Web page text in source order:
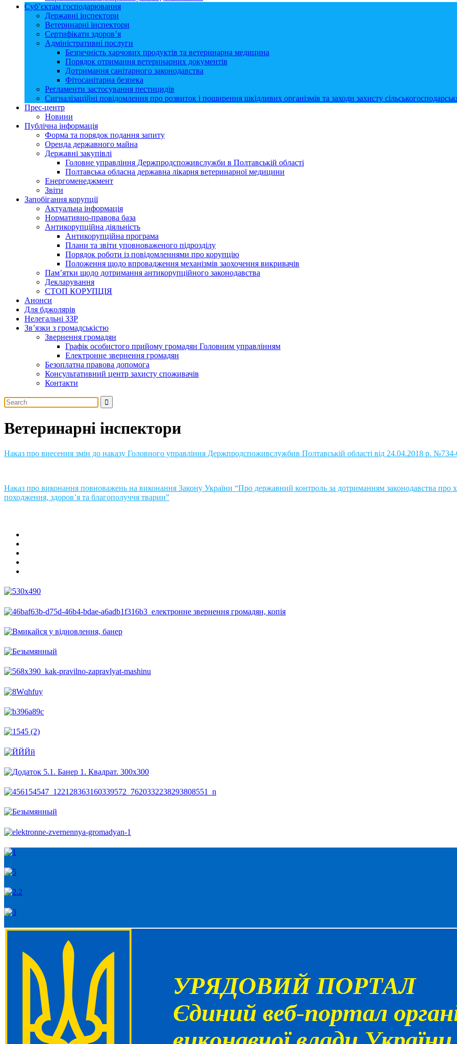
Суб’єктам господарювання
Державні інспектори
Ветеринарні інспектори
Сертифікати здоров’я
Адміністративні послуги
Безпечність харчових продуктів та ветеринарна медицина
Порядок отримання ветеринарних документів
Дотримання санітарного законодавства
Фітосанітарна безпека
Регламенти застосування пестицидів
Сигналізаційні повідомлення про розвиток і поширення шкідливих організмів та заходи захисту
Прес-центр
Новини
Публічна інформація
Форма та порядок подання запиту
Оренда державного майна
Державні закупівлі
Головне управління Держпродспоживслужби в Полтавській області
Полтавська обласна державна лікарня ветеринарної медицини
Енергоменеджмент
Звіти
Запобігання корупції
Актуальна інформація
Нормативно-правова база
Антикорупційна діяльність
Антикорупційна програма
Плани та звіти уповноваженого підрозділу
Порядок роботи із повідомленнями про корупцію
Положення щодо впровадження механізмів заохочення викривачів
Пам’ятки щодо дотримання антикорупційного законодавства
Декларування
СТОП КОРУПЦІЯ
Анонси
Для бджолярів
Нелегальні ЗЗР
Зв’язки з громадськістю
Звернення громадян
Графік особистого прийому громадян Головним управлінням
Електронне звернення громадян
Безоплатна правова допомога
Консультативний центр захисту споживачів
Контакти
Ветеринарні інспектори
Наказ про внесення змін до наказу Головного управління Держпродспоживслужбив Полтавській області від 24.04.2018 р.
Наказ про виконання повноважень на виконання Закону України “Про державний контроль за дотриманням законодавства про
походження, здоров’я та благополуччя тварин”